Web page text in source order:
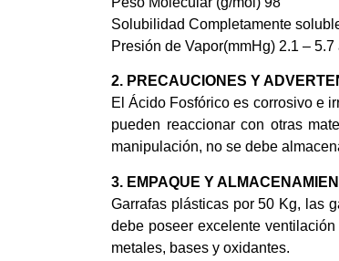
Solubilidad Completamente
Presión de Vapor(mmHg) 2.1 – 5.7
2. PRECAUCIONES Y
El Ácido Fosfórico es corrosivo e
pueden reaccionar con otras
manipulación, no se debe
3. EMPAQUE Y
Garrafas plásticas por 50 Kg, las
debe poseer excelente
metales, bases y oxidantes.